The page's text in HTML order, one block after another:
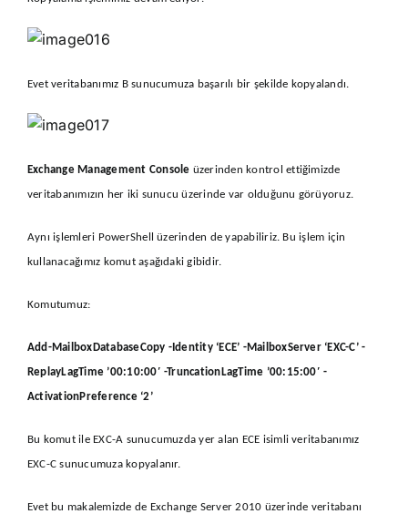
Evet veritabanımız B sunucumuza başarılı bir şekilde kopyalandı.
Exchange Management Console üzerinden kontrol ettiğimizde
veritabanımızın her iki sunucu üzerinde var olduğunu görüyoruz.
Aynı işlemleri PowerShell üzerinden de yapabiliriz. Bu işlem için
kullanacağımız komut aşağıdaki gibidir.
Komutumuz:
Add-MailboxDatabaseCopy -Identity ‘ECE’ -MailboxServer ‘EXC-C’ -
ReplayLagTime ’00:10:00′ -TruncationLagTime ’00:15:00′ -
ActivationPreference ‘2’
Bu komut ile EXC-A sunucumuzda yer alan ECE isimli veritabanımız
EXC-C sunucumuza kopyalanır.
Evet bu makalemizde de Exchange Server 2010 üzerinde veritabanı